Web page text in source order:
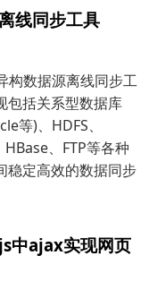
线同步工具
构数据源离线同步工
包括关系型数据库
等)、HDFS、
、FTP等各种
稳定高效的数据同步
中ajax实现网页